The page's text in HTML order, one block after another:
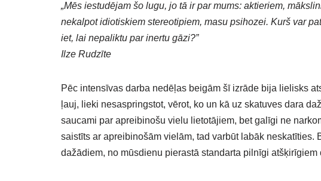
„Mēs iestudējam šo lugu, jo tā ir par mums: aktieriem,
nekalpot idiotiskiem stereotipiem, masu psihozei. Kurš var
iet, lai nepaliktu par inertu gāzi?”
Ilze Rudzīte
Pēc intensīvas darba nedēļas beigām šī izrāde bija lielisks
ļauj, lieki nesaspringstot, vērot, ko un kā uz skatuves dara
saucami par apreibinošu vielu lietotājiem, bet galīgi ne
saistīts ar apreibinošām vielām, tad varbūt labāk neskatīties.
dažādiem, no mūsdienu pierastā standarta pilnīgi atšķirīgiem